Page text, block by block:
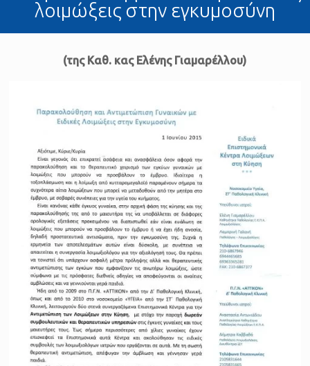
λοιμώξεις στην εγκυμοσύνη
(της Καθ. κας Ελένης Γιαμαρέλλου)